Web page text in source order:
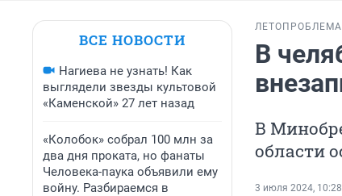
ВСЕ НОВОСТИ
Нагиева не узнать! Как
выглядели звезды культовой
«Каменской» 27 лет назад
«Колобок» собрал 100 млн за
два дня проката, но фанаты
Человека-паука объявили ему
войну. Разбираемся в
ЛЕТО ПРОБЛЕМА
В
В
области
3 июля 2024, 10:28